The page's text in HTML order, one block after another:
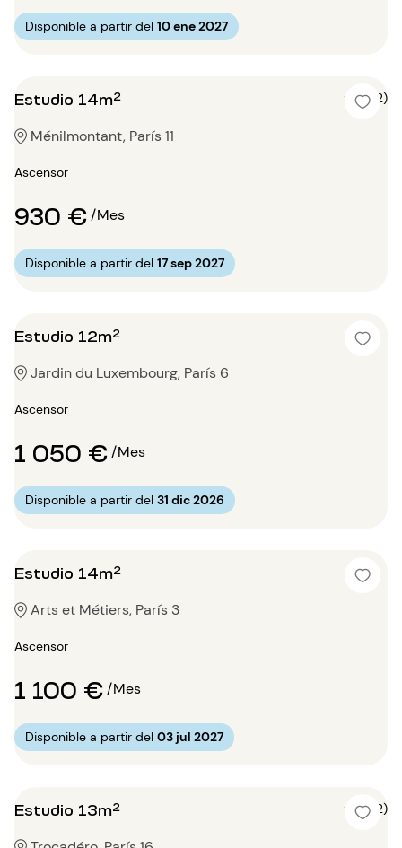
Disponible a partir del 10 ene 2027
Estudio 14m² 5 (2)
Ménilmontant, París 11
Ascensor
930 €/Mes
Disponible a partir del 17 sep 2027
Estudio 12m²
Jardin du Luxembourg, París 6
Ascensor
1 050 €/Mes
Disponible a partir del 31 dic 2026
Estudio 14m²
Arts et Métiers, París 3
Ascensor
1 100 €/Mes
Disponible a partir del 03 jul 2027
Estudio 13m² 5 (2)